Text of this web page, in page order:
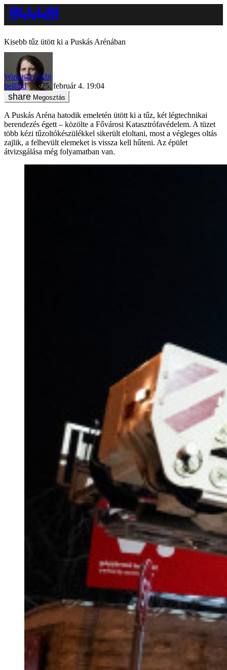
Kisebb tűz ütött ki a Puskás Arénában
Windisch Judit
belföld
2025. február 4. 19:04
Megosztás
A Puskás Aréna hatodik emeletén ütött ki a tűz, két légtechnikai
berendezés égett – közölte a Fővárosi Katasztrófavédelem. A tüzet
több kézi tűzoltókészülékkel sikerült eloltani, most a végleges oltás
zajlik, a felhevült elemeket is vissza kell hűteni. Az épület
átvizsgálása még folyamatban van.